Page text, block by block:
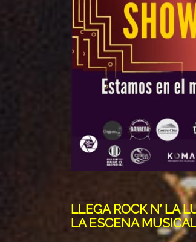
LLEGA ROCK N’ LA
LA ESCENA